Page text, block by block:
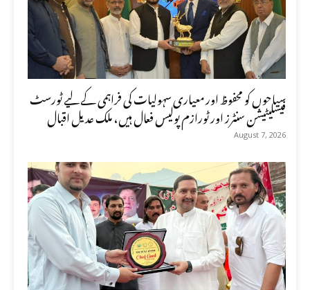
سیاحوں کو محفوظ اور معیاری سہولیات کی فراہمی کے لیے ٹورسٹ
فیسلیٹیشن سنٹرز اور ٹورازم پولیس فعال ہیں، ملک عدیل اقبال
August 7, 2026